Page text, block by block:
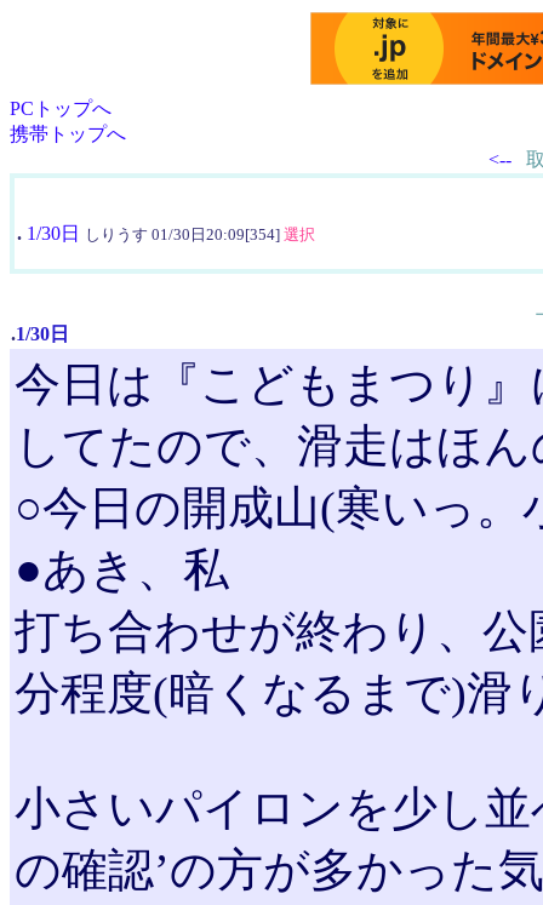
PCトップへ
携帯トップへ
<--
. 1/30日 しりうす 01/30日20:09[354] 選択
.1/30日
今日は『こどもまつり
してたので、滑走はほ
○今日の開成山(寒いっ
●あき、私
打ち合わせが終わり、
分程度(暗くなるまで)滑
小さいパイロンを少し並
の確認’の方が多かった